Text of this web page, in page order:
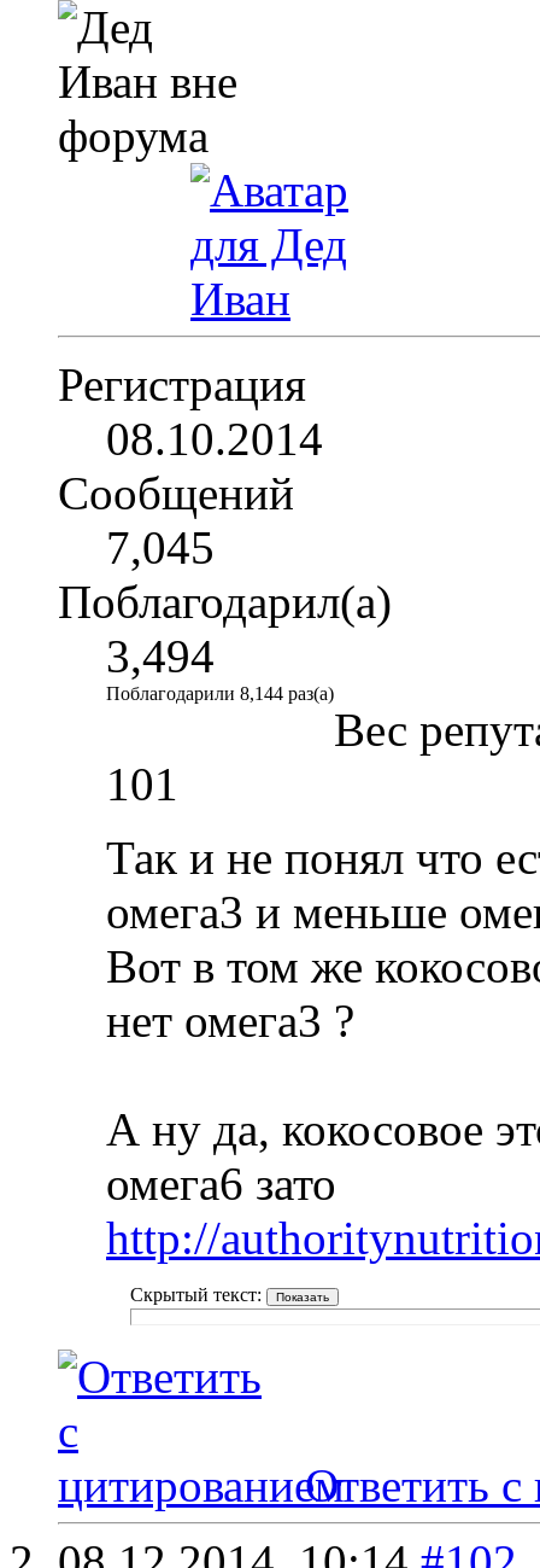
Регистрация
08.10.2014
Сообщений
7,045
Поблагодарил(а)
3,494
Поблагодарили 8,144 раз(а)
Вес
101
Так и не понял что
омега3 и меньше
Вот в том же
нет омега3 ?
А ну да, кокосовое
омега6 зато
http://
Скрытый текст:
Ответить с